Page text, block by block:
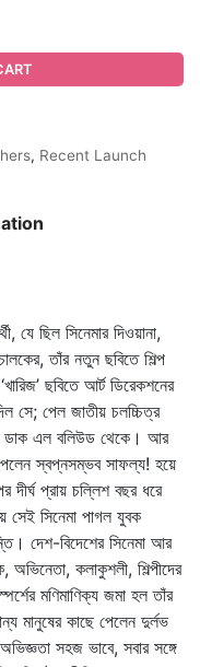
, Recent Launch
যে ছিল সিনেমার দিওয়ানা,
তাঁর নতুন ছবিতে শিল্প
ছবিতে আর্ট ডিরেকশনের
সে; পেল জাতীয় চলচ্চিত্র
ডাক এল বলিউড থেকে। আর
পেলেন স্বপ্নসম্ভব সাফল্য! হয়ে
দীর্ঘ প্রায় চল্লিশ বছর ধরে
সেই সিনেমা পাগল যুবক
দেশ-বিদেশের সিনেমা আর
কলাকুশলী, শিল্পীদের
মণিমাণিক্য জমা হল তাঁর
মানুষের কাছে পেলেন দুর্লভ
সহজ ভাবে, সবার সঙ্গে